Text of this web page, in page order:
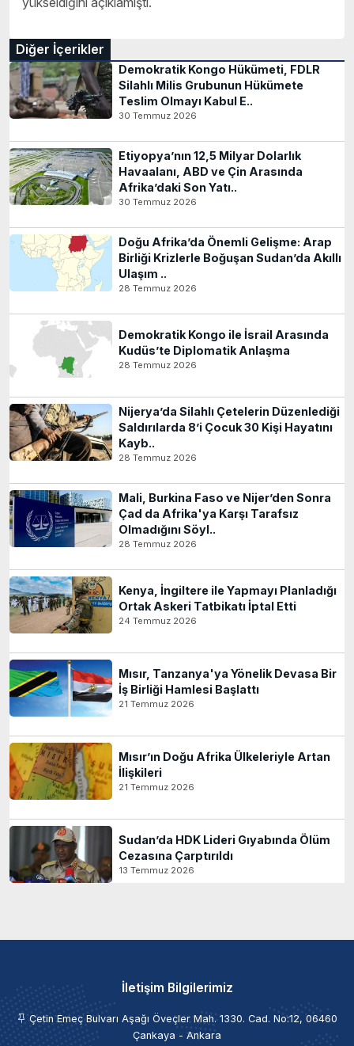
Diğer İçerikler
Demokratik Kongo Hükümeti, FDLR
Silahlı Milis Grubunun Hükümete
Teslim Olmayı Kabul E..
30 Temmuz 2026
Etiyopya’nın 12,5 Milyar Dolarlık
Havaalanı, ABD ve Çin Arasında
Afrika’daki Son Yatı..
30 Temmuz 2026
Doğu Afrika’da Önemli Gelişme: Arap
Birliği Krizlerle Boğuşan Sudan’da Akıllı
Ulaşım ..
28 Temmuz 2026
Demokratik Kongo ile İsrail Arasında
Kudüs’te Diplomatik Anlaşma
28 Temmuz 2026
Nijerya’da Silahlı Çetelerin Düzenlediği
Saldırılarda 8’i Çocuk 30 Kişi Hayatını
Kayb..
28 Temmuz 2026
Mali, Burkina Faso ve Nijer’den Sonra
Çad da Afrika'ya Karşı Tarafsız
Olmadığını Söyl..
28 Temmuz 2026
Kenya, İngiltere ile Yapmayı Planladığı
Ortak Askeri Tatbikatı İptal Etti
24 Temmuz 2026
Mısır, Tanzanya'ya Yönelik Devasa Bir
İş Birliği Hamlesi Başlattı
21 Temmuz 2026
Mısır’ın Doğu Afrika Ülkeleriyle Artan
İlişkileri
21 Temmuz 2026
Sudan’da HDK Lideri Gıyabında Ölüm
Cezasına Çarptırıldı
13 Temmuz 2026
İletişim Bilgilerimiz
Çetin Emeç Bulvarı Aşağı Öveçler Mah. 1330. Cad. No:12, 06460
Çankaya - Ankara